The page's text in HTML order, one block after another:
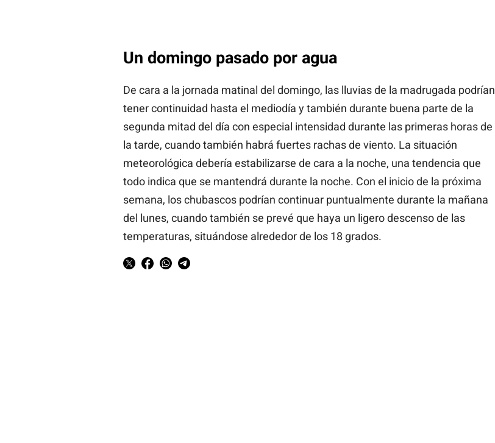
Un domingo pasado por agua
De cara a la jornada matinal del domingo, las lluvias de la madrugada podrían
tener continuidad hasta el mediodía y también durante buena parte de la
segunda mitad del día con especial intensidad durante las primeras horas de
la tarde, cuando también habrá fuertes rachas de viento. La situación
meteorológica debería estabilizarse de cara a la noche, una tendencia que
todo indica que se mantendrá durante la noche. Con el inicio de la próxima
semana, los chubascos podrían continuar puntualmente durante la mañana
del lunes, cuando también se prevé que haya un ligero descenso de las
temperaturas, situándose alrededor de los 18 grados.